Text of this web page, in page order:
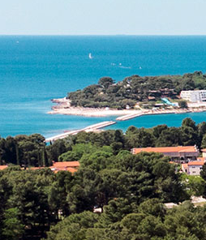
i prehranu
i razvoj poljoprivrede
imanje